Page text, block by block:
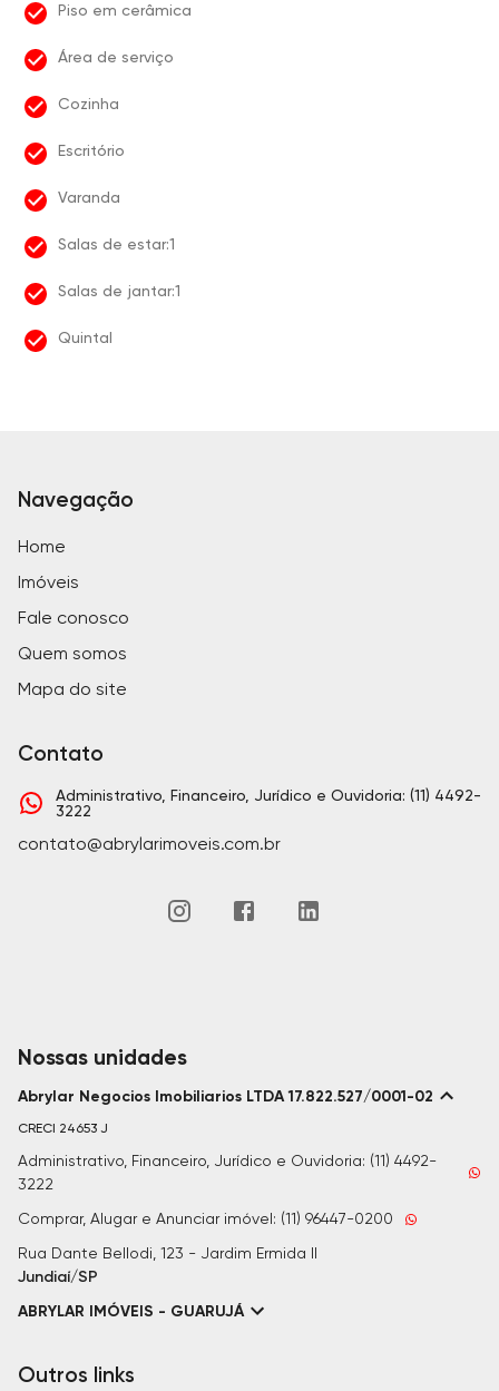
Piso em cerâmica
Área de serviço
Cozinha
Escritório
Varanda
Salas de estar:1
Salas de jantar:1
Quintal
Navegação
Home
Imóveis
Fale conosco
Quem somos
Mapa do site
Contato
Administrativo, Financeiro, Jurídico e Ouvidoria: (11) 4492-
3222
contato@abrylarimoveis.com.br
Nossas unidades
Abrylar Negocios Imobiliarios LTDA 17.822.527/0001-02
CRECI 24653 J
Administrativo, Financeiro, Jurídico e Ouvidoria: (11) 4492-
3222
Comprar, Alugar e Anunciar imóvel: (11) 96447-0200
Rua Dante Bellodi, 123 - Jardim Ermida II
Jundiaí/SP
ABRYLAR IMÓVEIS - GUARUJÁ
Outros links